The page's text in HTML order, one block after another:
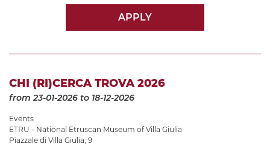
APPLY
CHI (RI)CERCA TROVA 2026
from 23-01-2026 to 18-12-2026
Events
ETRU - National Etruscan Museum of Villa Giulia
Piazzale di Villa Giulia, 9